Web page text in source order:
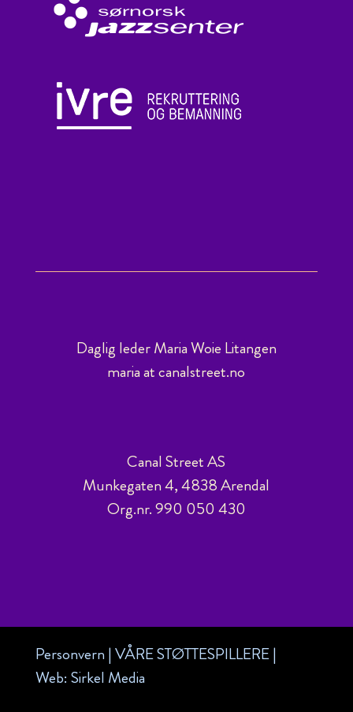
Daglig leder Maria Woie Litangen
maria at canalstreet.no
Canal Street AS
Munkegaten 4, 4838 Arendal
Org.nr. 990 050 430
Personvern|VÅRE STØTTESPILLERE|
Web: Sirkel Media